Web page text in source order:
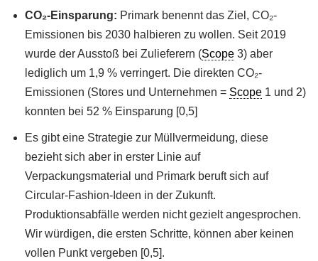
CO₂-Einsparung: Primark benennt das Ziel, CO₂-
Emissionen bis 2030 halbieren zu wollen. Seit 2019
wurde der Ausstoß bei Zulieferern (Scope 3) aber
lediglich um 1,9 % verringert. Die direkten CO₂-
Emissionen (Stores und Unternehmen = Scope 1 und 2)
konnten bei 52 % Einsparung [0,5]
Es gibt eine Strategie zur Müllvermeidung, diese
bezieht sich aber in erster Linie auf
Verpackungsmaterial und Primark beruft sich auf
Circular-Fashion-Ideen in der Zukunft.
Produktionsabfälle werden nicht gezielt angesprochen.
Wir würdigen, die ersten Schritte, können aber keinen
vollen Punkt vergeben [0,5].